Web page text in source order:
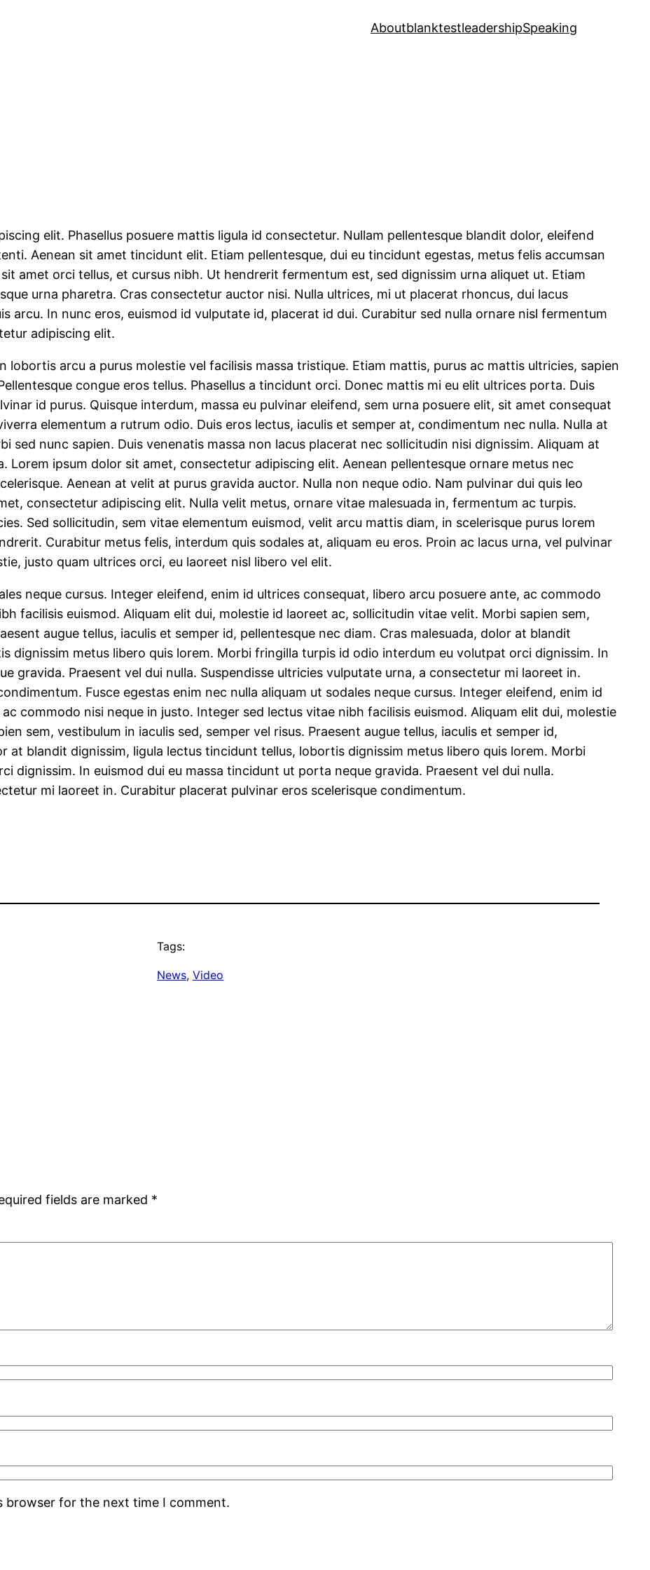
AboutblanktestleadershipSpeaking
elit. Phasellus posuere mattis ligula id consectetur. Nullam pellentesque blandit dolor, eleifend
Aenean sit amet tincidunt elit. Etiam pellentesque, dui eu tincidunt egestas, metus felis accumsan
amet orci tellus, et cursus nibh. Ut hendrerit fermentum est, sed dignissim urna aliquet ut. Etiam
urna pharetra. Cras consectetur auctor nisi. Nulla ultrices, mi ut placerat rhoncus, dui lacus
arcu. In nunc eros, euismod id vulputate id, placerat id dui. Curabitur sed nulla ornare nisl fermentum
adipiscing elit.
arcu a purus molestie vel facilisis massa tristique. Etiam mattis, purus ac mattis ultricies, sapien
congue eros tellus. Phasellus a tincidunt orci. Donec mattis mi eu elit ultrices porta. Duis
id purus. Quisque interdum, massa eu pulvinar eleifend, sem urna posuere elit, sit amet consequat
elementum a rutrum odio. Duis eros lectus, iaculis et semper at, condimentum nec nulla. Nulla at
sed nunc sapien. Duis venenatis massa non lacus placerat nec sollicitudin nisi dignissim. Aliquam at
Lorem ipsum dolor sit amet, consectetur adipiscing elit. Aenean pellentesque ornare metus nec
Aenean at velit at purus gravida auctor. Nulla non neque odio. Nam pulvinar dui quis leo
consectetur adipiscing elit. Nulla velit metus, ornare vitae malesuada in, fermentum ac turpis.
Sed sollicitudin, sem vitae elementum euismod, velit arcu mattis diam, in scelerisque purus lorem
Curabitur metus felis, interdum quis sodales at, aliquam eu eros. Proin ac lacus urna, vel pulvinar
justo quam ultrices orci, eu laoreet nisl libero vel elit.
neque cursus. Integer eleifend, enim id ultrices consequat, libero arcu posuere ante, ac commodo
facilisis euismod. Aliquam elit dui, molestie id laoreet ac, sollicitudin vitae velit. Morbi sapien sem,
augue tellus, iaculis et semper id, pellentesque nec diam. Cras malesuada, dolor at blandit
dignissim metus libero quis lorem. Morbi fringilla turpis id odio interdum eu volutpat orci dignissim. In
gravida. Praesent vel dui nulla. Suspendisse ultricies vulputate urna, a consectetur mi laoreet in.
Fusce egestas enim nec nulla aliquam ut sodales neque cursus. Integer eleifend, enim id
commodo nisi neque in justo. Integer sed lectus vitae nibh facilisis euismod. Aliquam elit dui, molestie
sem, vestibulum in iaculis sed, semper vel risus. Praesent augue tellus, iaculis et semper id,
at blandit dignissim, ligula lectus tincidunt tellus, lobortis dignissim metus libero quis lorem. Morbi
dignissim. In euismod dui eu massa tincidunt ut porta neque gravida. Praesent vel dui nulla.
mi laoreet in. Curabitur placerat pulvinar eros scelerisque condimentum.
Tags:
News, Video
fields are marked *
browser for the next time I comment.